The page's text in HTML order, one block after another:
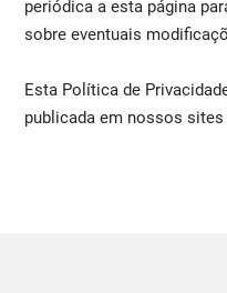
periódica a esta página
sobre eventuais
Esta Política de
publicada em nossos